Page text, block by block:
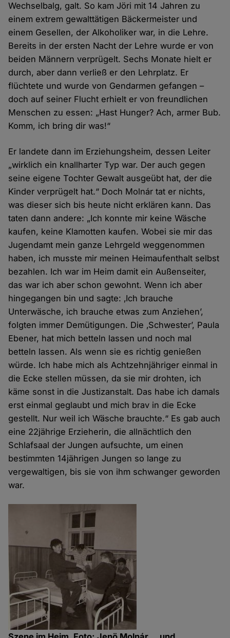
Wechselbalg, galt. So kam Jöri mit 14 Jahren zu
einem extrem gewalttätigen Bäckermeister und
einem Gesellen, der Alkoholiker war, in die Lehre.
Bereits in der ersten Nacht der Lehre wurde er von
beiden Männern verprügelt. Sechs Monate hielt er
durch, aber dann verließ er den Lehrplatz. Er
flüchtete und wurde von Gendarmen gefangen –
doch auf seiner Flucht erhielt er von freundlichen
Menschen zu essen: „Hast Hunger? Ach, armer Bub.
Komm, ich bring dir was!“
Er landete dann im Erziehungsheim, dessen Leiter
„wirklich ein knallharter Typ war. Der auch gegen
seine eigene Tochter Gewalt ausgeübt hat, der die
Kinder verprügelt hat.“ Doch Molnár tat er nichts,
was dieser sich bis heute nicht erklären kann. Das
taten dann andere: „Ich konnte mir keine Wäsche
kaufen, keine Klamotten kaufen. Wobei sie mir das
Jugendamt mein ganze Lehrgeld weggenommen
haben, ich musste mir meinen Heimaufenthalt selbst
bezahlen. Ich war im Heim damit ein Außenseiter,
das war ich aber schon gewohnt. Wenn ich aber
hingegangen bin und sagte: ‚Ich brauche
Unterwäsche, ich brauche etwas zum Anziehen’,
folgten immer Demütigungen. Die ‚Schwester’, Paula
Ebener, hat mich betteln lassen und noch mal
betteln lassen. Als wenn sie es richtig genießen
würde. Ich habe mich als Achtzehnjähriger einmal in
die Ecke stellen müssen, da sie mir drohten, ich
käme sonst in die Justizanstalt. Das habe ich damals
erst einmal geglaubt und mich brav in die Ecke
gestellt. Nur weil ich Wäsche brauchte.“ Es gab auch
eine 22jährige Erzieherin, die allnächtlich den
Schlafsaal der Jungen aufsuchte, um einen
bestimmten 14jährigen Jungen so lange zu
vergewaltigen, bis sie von ihm schwanger geworden
war.